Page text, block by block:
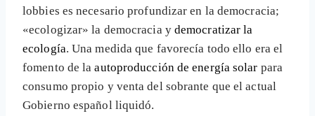
lobbies es necesario profundizar en la democracia;
«ecologizar» la democracia y democratizar la
ecología. Una medida que favorecía todo ello era el
fomento de laautoproducción de energía solar para
consumo propio y venta del sobrante que el actual
Gobierno español liquidó.